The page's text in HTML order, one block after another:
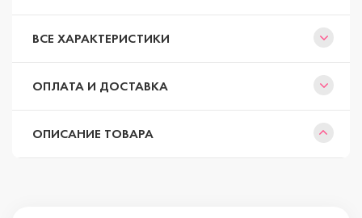
ВСЕ ХАРАКТЕРИСТИКИ
ОПЛАТА И ДОСТАВКА
ОПИСАНИЕ ТОВАРА